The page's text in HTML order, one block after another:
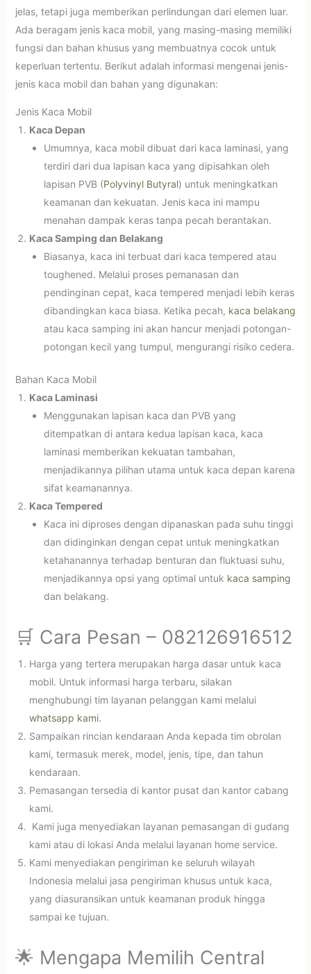
jelas, tetapi juga memberikan perlindungan dari elemen luar.
Ada beragam jenis kaca mobil, yang masing-masing memiliki
fungsi dan bahan khusus yang membuatnya cocok untuk
keperluan tertentu. Berikut adalah informasi mengenai jenis-
jenis kaca mobil dan bahan yang digunakan:
Jenis Kaca Mobil
Kaca Depan
Umumnya, kaca mobil dibuat dari kaca laminasi, yang
terdiri dari dua lapisan kaca yang dipisahkan oleh
lapisan PVB (Polyvinyl Butyral) untuk meningkatkan
keamanan dan kekuatan. Jenis kaca ini mampu
menahan dampak keras tanpa pecah berantakan.
Kaca Samping dan Belakang
Biasanya, kaca ini terbuat dari kaca tempered atau
toughened. Melalui proses pemanasan dan
pendinginan cepat, kaca tempered menjadi lebih keras
dibandingkan kaca biasa. Ketika pecah, kaca belakang
atau kaca samping ini akan hancur menjadi potongan-
potongan kecil yang tumpul, mengurangi risiko cedera.
Bahan Kaca Mobil
Kaca Laminasi
Menggunakan lapisan kaca dan PVB yang
ditempatkan di antara kedua lapisan kaca, kaca
laminasi memberikan kekuatan tambahan,
menjadikannya pilihan utama untuk kaca depan karena
sifat keamanannya.
Kaca Tempered
Kaca ini diproses dengan dipanaskan pada suhu tinggi
dan didinginkan dengan cepat untuk meningkatkan
ketahanannya terhadap benturan dan fluktuasi suhu,
menjadikannya opsi yang optimal untuk kaca samping
dan belakang.
🛒 Cara Pesan – 082126916512
Harga yang tertera merupakan harga dasar untuk kaca
mobil. Untuk informasi harga terbaru, silakan
menghubungi tim layanan pelanggan kami melalui
whatsapp kami.
Sampaikan rincian kendaraan Anda kepada tim obrolan
kami, termasuk merek, model, jenis, tipe, dan tahun
kendaraan.
Pemasangan tersedia di kantor pusat dan kantor cabang
kami.
Kami juga menyediakan layanan pemasangan di gudang
kami atau di lokasi Anda melalui layanan home service.
Kami menyediakan pengiriman ke seluruh wilayah
Indonesia melalui jasa pengiriman khusus untuk kaca,
yang diasuransikan untuk keamanan produk hingga
sampai ke tujuan.
🌟 Mengapa Memilih Central